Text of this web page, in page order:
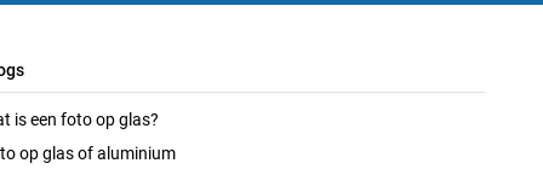
is een foto op glas?
op glas of aluminium